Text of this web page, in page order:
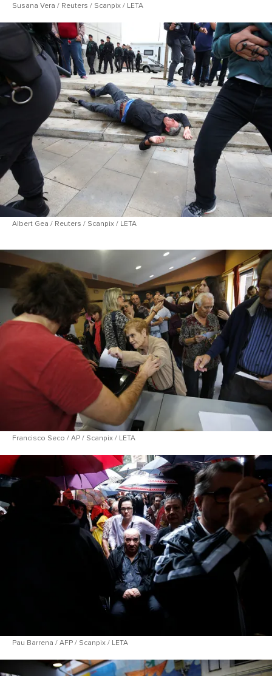
Susana Vera / Reuters / Scanpix / LETA
Albert Gea / Reuters / Scanpix / LETA
Francisco Seco / AP / Scanpix / LETA
Pau Barrena / AFP / Scanpix / LETA